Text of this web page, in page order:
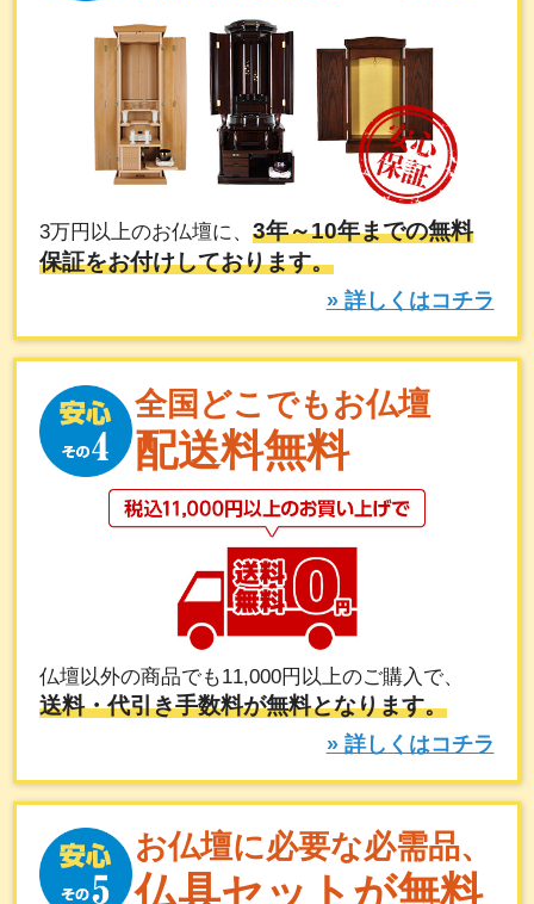
3万円以上のお仏壇に、3年～10年までの無料
保証をお付けしております。
» 詳しくはコチラ
全国どこでもお仏壇
配送料無料
仏壇以外の商品でも11,000円以上のご購入で、
送料・代引き手数料が無料となります。
» 詳しくはコチラ
お仏壇に必要な必需品、
仏具セットが無料